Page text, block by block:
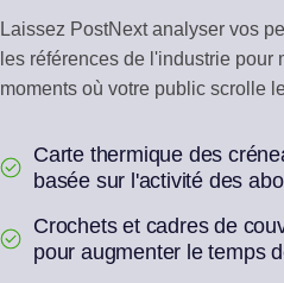
BOITE
Un
Laissez PostNext analyser vos
les références de l'industrie pour
moments où votre public scrolle
Carte thermique des
basée sur l'activité des
Crochets et cadres de
pour augmenter le temps